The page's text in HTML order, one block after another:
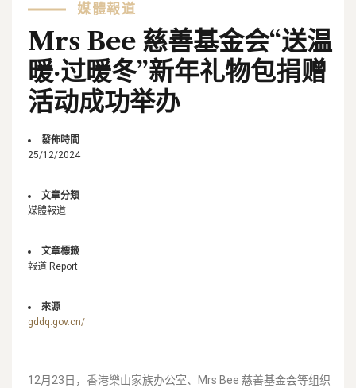
媒體報道
Mrs Bee 慈善基金会“送温
暖·过暖冬”新年礼物包捐赠
活动成功举办
發佈時間
25/12/2024
文章分類
媒體報道
文章標籤
報道 Report
來源
gddq.gov.cn/
12月23日，香港樂山家族办公室、Mrs Bee 慈善基金会等组织